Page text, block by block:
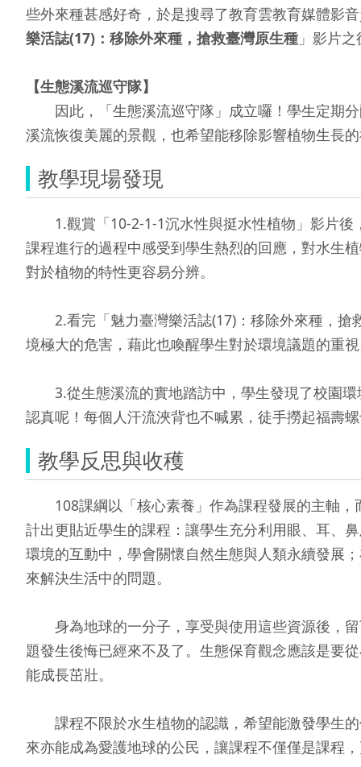
些外來種甚感好奇，於是搜尋了教育雲教育媒體影
樂活誌(17)：移除外來種，搶救臺灣原生種 」影片
【生態溪流巡守隊】
因此，「生態溪流巡守隊」成立囉！學生定期分
溪流恢復美麗的景觀，也希望能移除影響植物生長
教學現場發現
1.觀賞「10-2-1-1沉水性與挺水性植物」影片後
課程進行的過程中感受到學生熱烈的回應，對水生
對於植物的特性更容易分辨。
2.看完「魅力臺灣樂活誌(17)：移除外來種，搶
境極大的危害，藉此也喚醒學生對於環境議題的重
3.從生態溪流的實地踏訪中，學生發現了校園環
認真呢！每個人汗流浹背也不喊累，徒手撈起福壽
教學反思與收穫
108課綱以「核心素養」作為課程發展的主軸，
計出更貼近學生的課程：讓學生充分利用眼、耳、
環境的互動中，學會關懷自然生態與人類永續發展
來解決生活中的問題。
身為地球的一分子，享受與使用這些資源後，留
題發生後悔已經來不及了。生態保育觀念應該是要
能成長茁壯。
課程不限於水生植物的認識，希望能激發學生的
來亦能成為愛護地球的公民，讓課程不僅僅是課程